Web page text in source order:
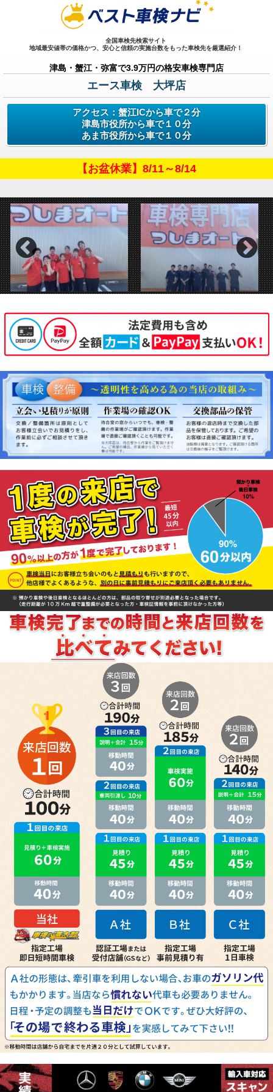
全国車検先検索サイト
地域最安値帯の価格かつ、安心と信頼の実施台数をもった車検先を厳選紹介！
津島・蟹江・弥富で3.9万円の格安車検専門店
エース車検 大坪店
アクセス：蟹江ICから車で２分
津島市役所から車で１０分
あま市役所から車で１０分
【お盆休業】8/11～8/14